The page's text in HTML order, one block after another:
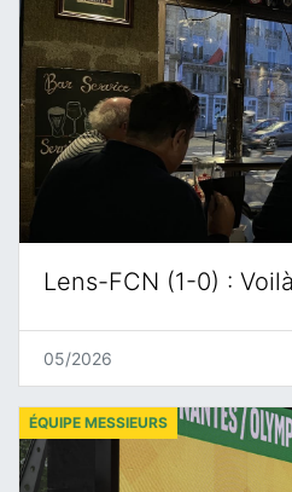
Lens-FCN (1-0) :
05/2026
ÉQUIPE MESSIEURS